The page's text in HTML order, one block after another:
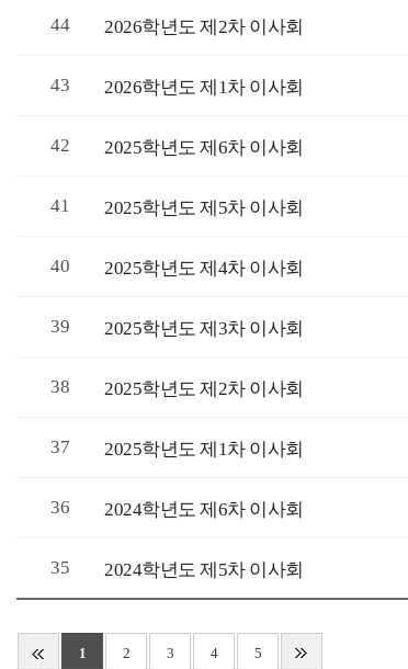
44 2026학년도 제2차 이사회
43 2026학년도 제1차 이사회
42 2025학년도 제6차 이사회
41 2025학년도 제5차 이사회
40 2025학년도 제4차 이사회
39 2025학년도 제3차 이사회
38 2025학년도 제2차 이사회
37 2025학년도 제1차 이사회
36 2024학년도 제6차 이사회
35 2024학년도 제5차 이사회
1 2 3 4 5